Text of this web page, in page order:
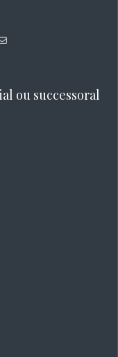
ou successoral